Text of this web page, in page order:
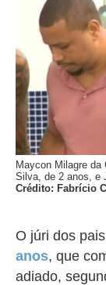
Maycon Milagre da
Silva, de 2 anos, e
Crédito: Fabrício
O júri dos
anos, que
adiado,